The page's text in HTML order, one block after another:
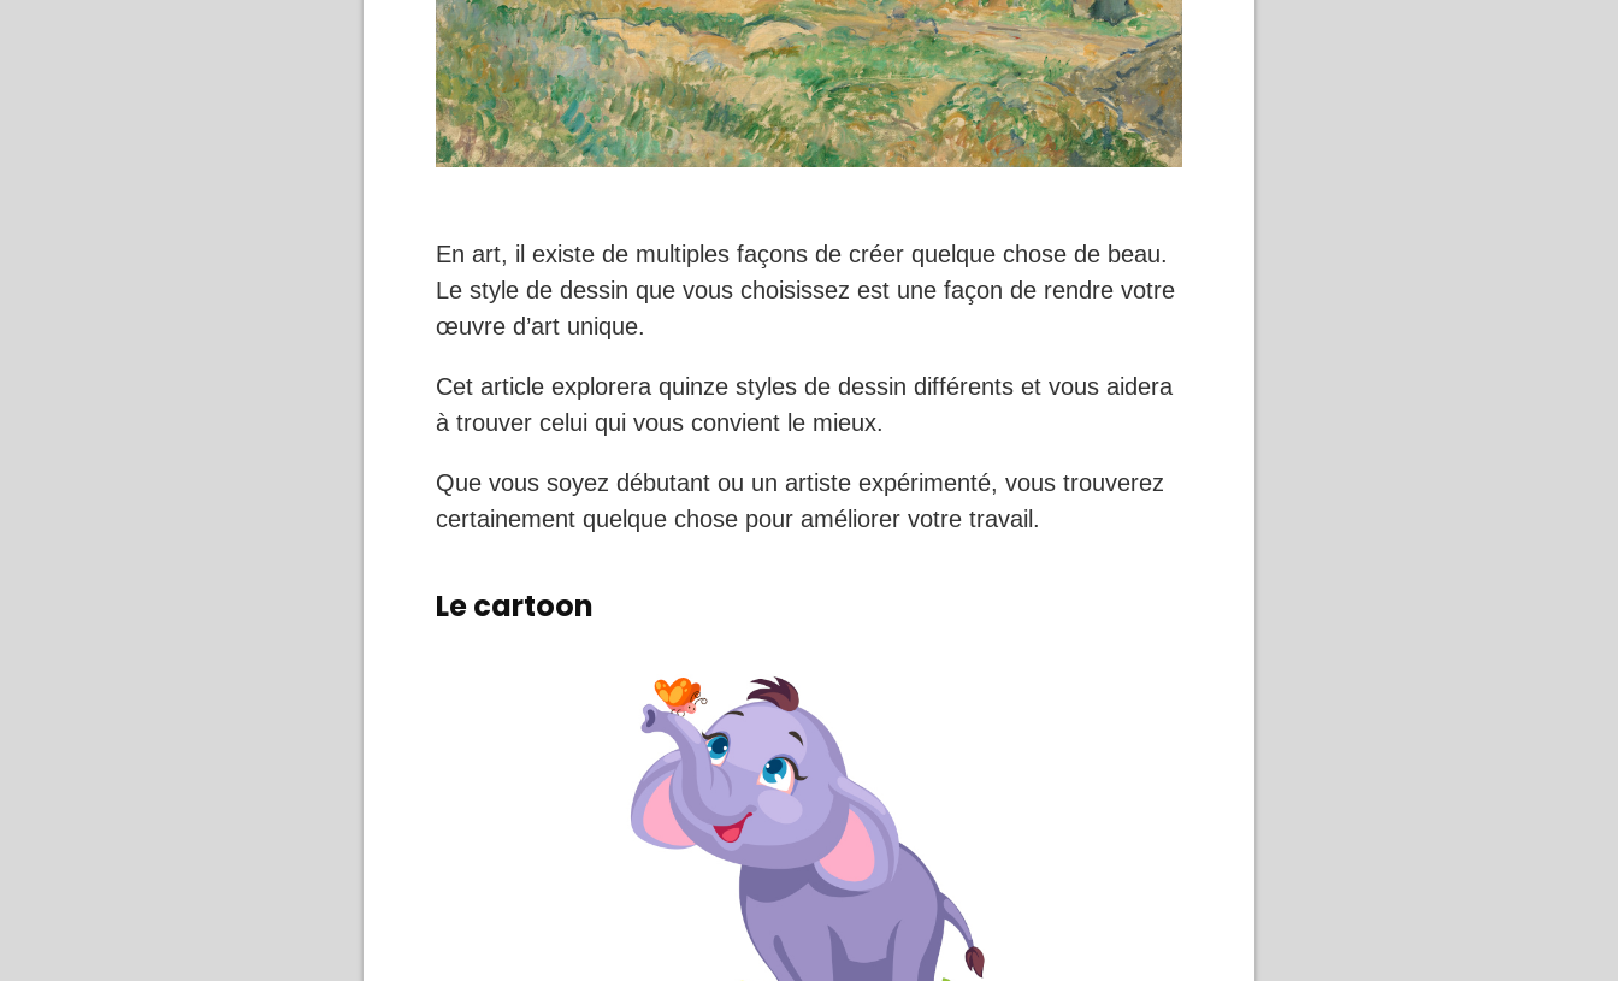
En art, il existe de multiples façons de créer quelque chose de beau.
Le style de dessin que vous choisissez est une façon de rendre votre
œuvre d’art unique.
Cet article explorera quinze styles de dessin différents et vous aidera
à trouver celui qui vous convient le mieux.
Que vous soyez débutant ou un artiste expérimenté, vous trouverez
certainement quelque chose pour améliorer votre travail.
Le cartoon